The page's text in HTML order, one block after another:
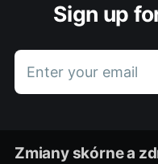
Sign up
Enter your email
Zmiany skórne a